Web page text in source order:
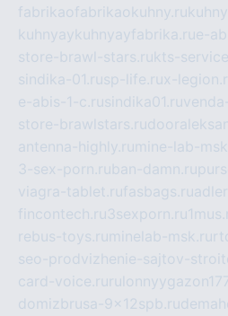
fabrikaofabrikaokuhny.ru
kuhnyaykuhnyayfabrika.rue-
store-brawl-stars.rukts-
sindika-01.rusp-life.rux-
e-abis-1-c.rusindika01.ru
store-brawlstars.ru
antenna-highly.ru mine-lab-
3-sex-porn.ruban-damn.ru
viagra-tablet.rufasbags.ru
fincontech.ru3sexporn.ru
rebus-toys.ru minelab-msk.ru
seo-prodvizhenie-sajtov-
card-voice.ru
domizbrusa-9x12spb.ru